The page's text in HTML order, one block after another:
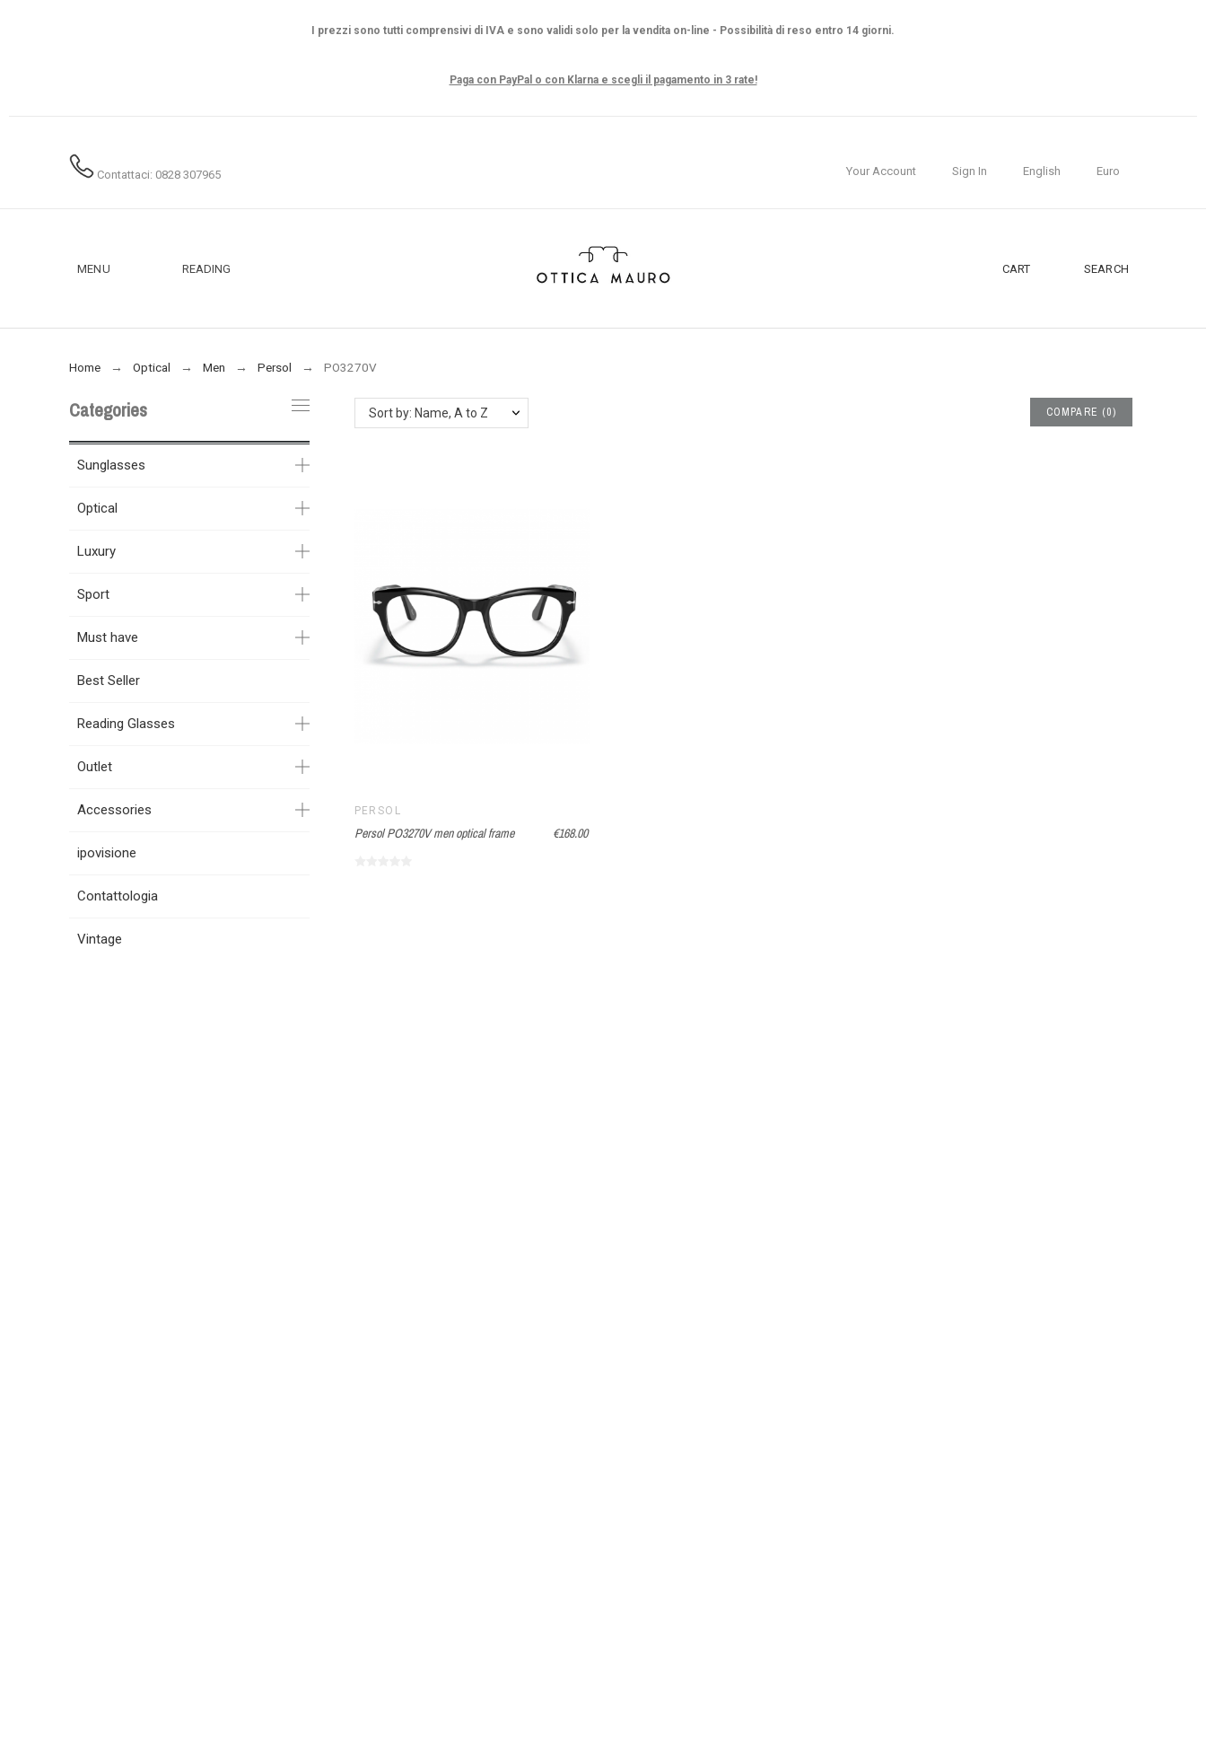
I prezzi sono tutti comprensivi di IVA e sono validi solo per la vendita on-line - Possibilità di reso entro 14 giorni.
Paga con PayPal o con Klarna e scegli il pagamento in 3 rate!
Contattaci: 0828 307965 Sign In
Your Account English Euro
MENU READING CART SEARCH
Home Optical Men Persol PO3270V
Categories
Sunglasses
Optical
Luxury
Sport
Must have
Best Seller
Reading Glasses
Outlet
Accessories
ipovisione
Contattologia
Vintage
Sort by: Name, A to Z COMPARE (0)
PERSOL
Persol PO3270V men optical frame €168.00